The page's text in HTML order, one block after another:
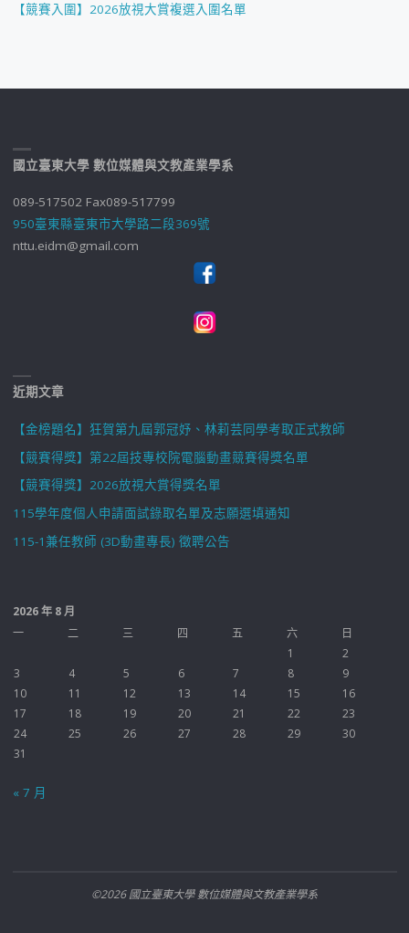
【競賽入圍】2026放視大賞複選入圍名單
國立臺東大學 數位媒體與文教產業學系
089-517502 Fax089-517799
950臺東縣臺東市大學路二段369號
nttu.eidm@gmail.com
近期文章
【金榜題名】狂賀第九屆郭冠妤、林莉芸同學考取正式教師
【競賽得獎】第22屆技專校院電腦動畫競賽得獎名單
【競賽得獎】2026放視大賞得獎名單
115學年度個人申請面試錄取名單及志願選填通知
115-1兼任教師 (3D動畫專長) 徵聘公告
2026 年 8 月
一
二 三 四 五 六
日
1
2
3
4 5 6 7 8
9
10
11 12 13 14 15
16
17
18 19 20 21 22
23
24
25 26 27 28 29
30
31
« 7 月
©2026 國立臺東大學 數位媒體與文教產業學系